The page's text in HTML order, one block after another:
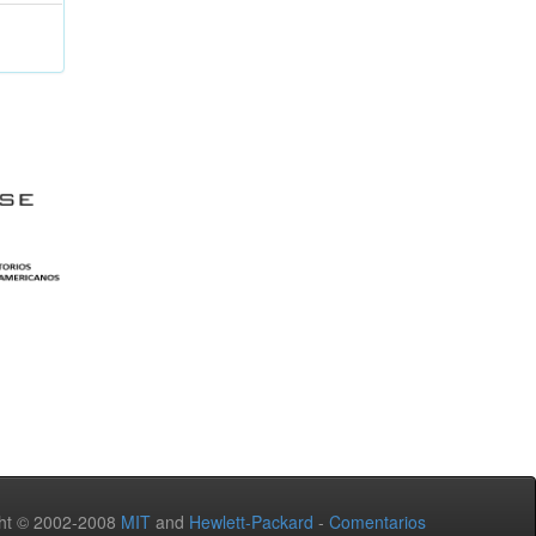
© 2002-2008 MIT and Hewlett-Packard - Comentarios